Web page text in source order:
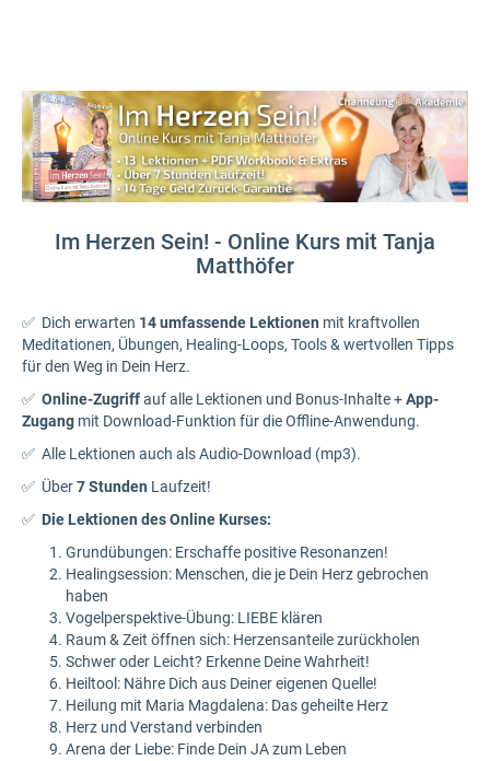
Im Herzen Sein! - Online Kurs mit Tanja
Matthöfer
✅ Dich erwarten 14 umfassende Lektionen mit kraftvollen
Meditationen, Übungen, Healing-Loops, Tools & wertvollen Tipps
für den Weg in Dein Herz.
✅ Online-Zugriffauf alle Lektionen und Bonus-Inhalte +App-
Zugang mit Download-Funktion für die Offline-Anwendung.
✅ Alle Lektionen auch als Audio-Download (mp3).
✅ Über7 Stunden Laufzeit!
✅ Die Lektionen des Online Kurses:
Grundübungen: Erschaffe positive Resonanzen!
Healingsession: Menschen, die je Dein Herz gebrochen
haben
Vogelperspektive-Übung: LIEBE klären
Raum & Zeit öffnen sich: Herzensanteile zurückholen
Schwer oder Leicht? Erkenne Deine Wahrheit!
Heiltool: Nähre Dich aus Deiner eigenen Quelle!
Heilung mit Maria Magdalena: Das geheilte Herz
Herz und Verstand verbinden
Arena der Liebe: Finde Dein JA zum Leben